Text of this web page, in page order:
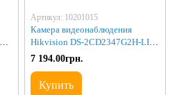
Артикул: 10201015
Камера видеонаблюдения
Hikvision DS-2CD2347G2H-LIU
(eF) (2.8) BLACK
7 194.00грн.
Купить